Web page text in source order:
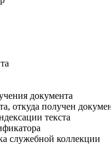
документа
откуда получен
текста
служебной коллекции